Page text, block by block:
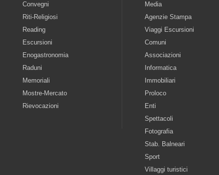
Convegni
Riti-Religiosi
Reading
Escursioni
Enogastronomia
Raduni
Memoriali
Mostre-Mercato
Rievocazioni
Media
Agenzie Stampa
Viaggi Escursioni
Comuni
Associazioni
Informatica
Immobiliari
Proloco
Enti
Spettacoli
Fotografia
Stab. Balneari
Sport
Villaggi turistici